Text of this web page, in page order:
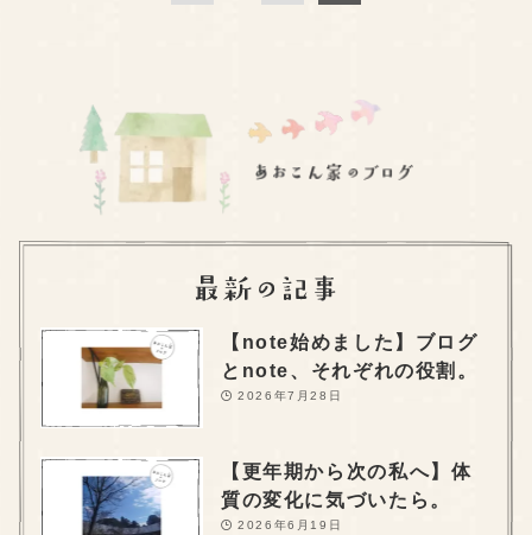
【note始めました】ブログ
とnote、それぞれの役割。
2026年7月28日
【更年期から次の私へ】体
質の変化に気づいたら。
2026年6月19日